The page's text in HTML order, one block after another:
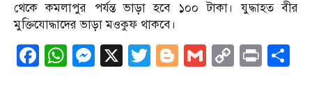
থেকে কমলাপুর পর্যন্ত ভাড়া হবে ১০০ টাকা। যুদ্ধাহত বীর
মুক্তিযোদ্ধাদের ভাড়া মওকুফ থাকবে।
Facebook
WhatsApp
Messenger
X Twitter
Blogger
GmailCopy
Print